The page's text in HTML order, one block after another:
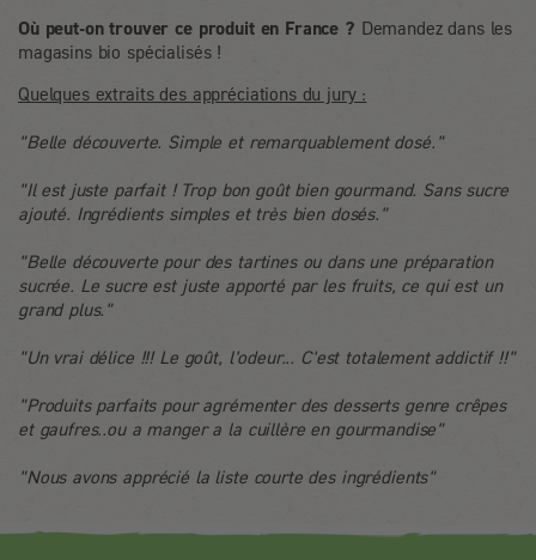
Où peut-on trouver ce produit en France ? Demandez dans les
magasins bio spécialisés !
Quelques extraits des appréciations du jury :
"Belle découverte. Simple et remarquablement dosé."
"Il est juste parfait ! Trop bon goût bien gourmand. Sans sucre
ajouté. Ingrédients simples et très bien dosés."
"Belle découverte pour des tartines ou dans une préparation
sucrée. Le sucre est juste apporté par les fruits, ce qui est un
grand plus."
"Un vrai délice !!! Le goût, l'odeur... C'est totalement addictif !!"
"Produits parfaits pour agrémenter des desserts genre crêpes
et gaufres..ou a manger a la cuillère en gourmandise"
"Nous avons apprécié la liste courte des ingrédients"